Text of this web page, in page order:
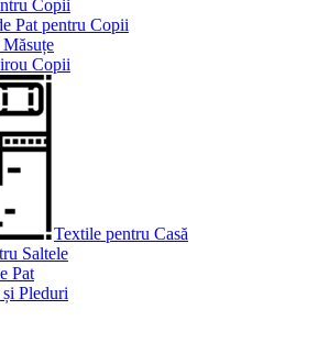
Copii
Pat pentru Copii
Măsuțe
Copii
Textile pentru Casă
Saltele
Pat
Pleduri